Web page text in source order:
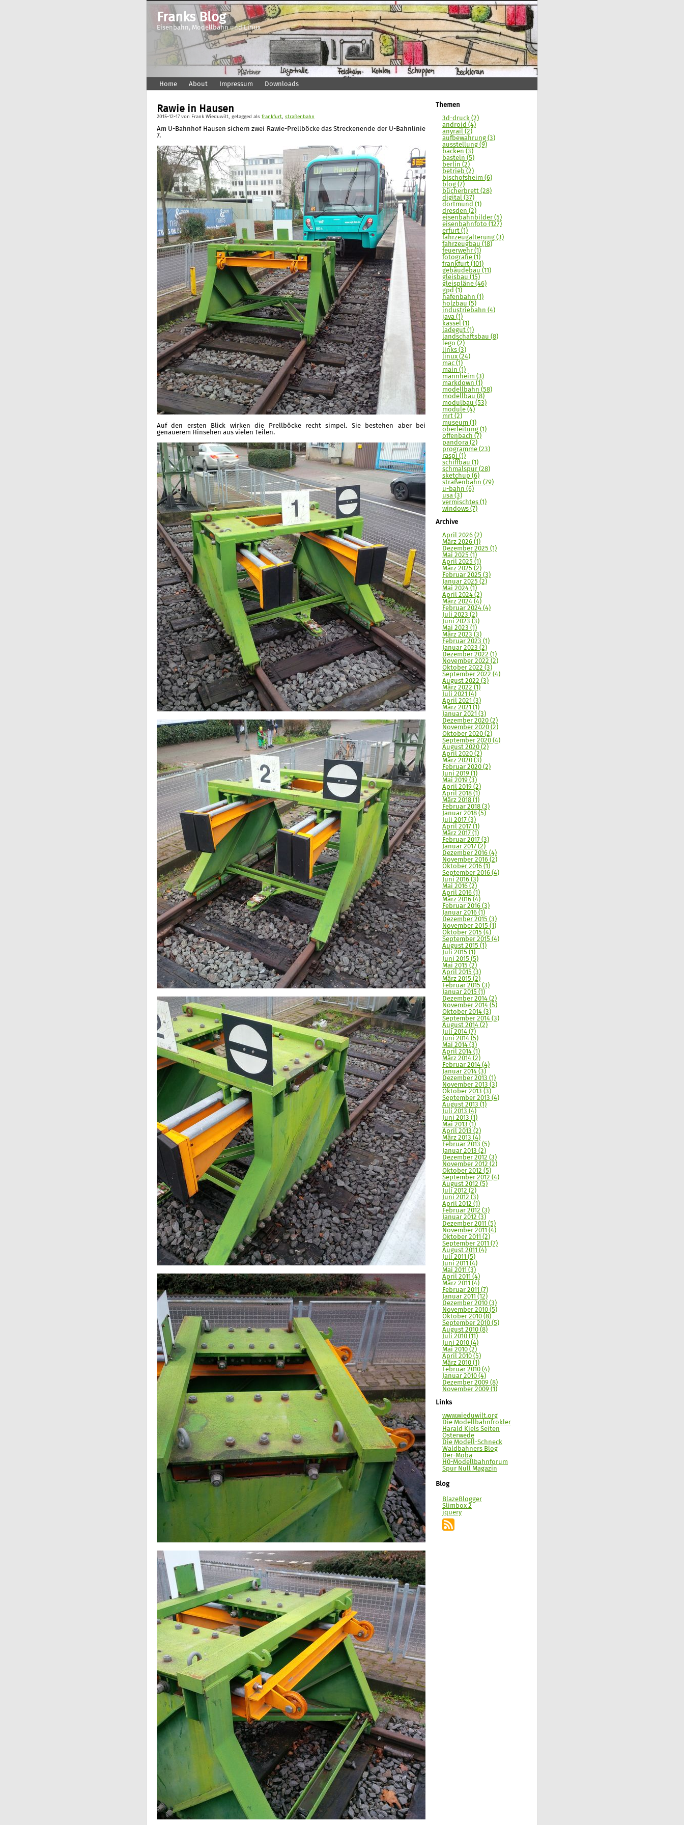
Franks Blog
Eisenbahn, Modellbahn und Linux
Home About Impressum Downloads
Rawie in Hausen
2015-12-17 von Frank Wieduwilt, getagged als frankfurt, straßenbahn
Am U-Bahnhof Hausen sichern zwei Rawie-Prellböcke das Streckenende der U-Bahnlinie
7.
Auf den ersten Blick wirken die Prellböcke recht simpel. Sie bestehen aber bei
genauerem Hinsehen aus vielen Teilen.
Themen
3d-druck (2)
android (4)
anyrail (2)
aufbewahrung (3)
ausstellung (9)
backen (3)
basteln (5)
berlin (2)
betrieb (2)
bischofsheim (6)
blog (7)
bücherbrett (28)
digital (37)
dortmund (1)
dresden (2)
eisenbahnbilder (5)
eisenbahnfoto (127)
erfurt (1)
fahrzeugalterung (3)
fahrzeugbau (18)
feuerwehr (1)
fotografie (1)
frankfurt (101)
gebäudebau (11)
gleisbau (15)
gleispläne (46)
gpd (1)
hafenbahn (1)
holzbau (5)
industriebahn (4)
java (1)
kassel (1)
ladegut (1)
landschaftsbau (8)
lego (2)
links (3)
linux (24)
mac (1)
main (1)
mannheim (3)
markdown (1)
modellbahn (58)
modellbau (8)
modulbau (53)
module (4)
mrt (2)
museum (1)
oberleitung (1)
offenbach (7)
pandora (2)
programme (23)
raspi (1)
schiffbau (1)
schmalspur (28)
sketchup (6)
straßenbahn (79)
u-bahn (6)
usa (3)
vermischtes (1)
windows (7)
Archive
April 2026 (2)
März 2026 (1)
Dezember 2025 (1)
Mai 2025 (1)
April 2025 (1)
März 2025 (2)
Februar 2025 (3)
Januar 2025 (2)
Mai 2024 (1)
April 2024 (2)
März 2024 (4)
Februar 2024 (4)
Juli 2023 (2)
Juni 2023 (3)
Mai 2023 (1)
März 2023 (3)
Februar 2023 (1)
Januar 2023 (2)
Dezember 2022 (1)
November 2022 (2)
Oktober 2022 (3)
September 2022 (4)
August 2022 (3)
März 2022 (1)
Juli 2021 (4)
April 2021 (3)
März 2021 (1)
Januar 2021 (3)
Dezember 2020 (2)
November 2020 (2)
Oktober 2020 (2)
September 2020 (4)
August 2020 (2)
April 2020 (2)
März 2020 (3)
Februar 2020 (2)
Juni 2019 (1)
Mai 2019 (3)
April 2019 (2)
April 2018 (1)
März 2018 (1)
Februar 2018 (3)
Januar 2018 (5)
Juli 2017 (3)
April 2017 (1)
März 2017 (1)
Februar 2017 (3)
Januar 2017 (2)
Dezember 2016 (4)
November 2016 (2)
Oktober 2016 (1)
September 2016 (4)
Juni 2016 (3)
Mai 2016 (2)
April 2016 (1)
März 2016 (4)
Februar 2016 (3)
Januar 2016 (1)
Dezember 2015 (3)
November 2015 (1)
Oktober 2015 (4)
September 2015 (4)
August 2015 (1)
Juli 2015 (1)
Juni 2015 (5)
Mai 2015 (2)
April 2015 (3)
März 2015 (2)
Februar 2015 (3)
Januar 2015 (1)
Dezember 2014 (2)
November 2014 (5)
Oktober 2014 (3)
September 2014 (3)
August 2014 (2)
Juli 2014 (7)
Juni 2014 (5)
Mai 2014 (3)
April 2014 (1)
März 2014 (2)
Februar 2014 (4)
Januar 2014 (3)
Dezember 2013 (1)
November 2013 (3)
Oktober 2013 (3)
September 2013 (4)
August 2013 (1)
Juli 2013 (4)
Juni 2013 (1)
Mai 2013 (1)
April 2013 (2)
März 2013 (4)
Februar 2013 (5)
Januar 2013 (2)
Dezember 2012 (3)
November 2012 (2)
Oktober 2012 (5)
September 2012 (4)
August 2012 (5)
Juli 2012 (2)
Juni 2012 (3)
April 2012 (1)
Februar 2012 (3)
Januar 2012 (3)
Dezember 2011 (5)
November 2011 (4)
Oktober 2011 (2)
September 2011 (7)
August 2011 (4)
Juli 2011 (5)
Juni 2011 (4)
Mai 2011 (3)
April 2011 (4)
März 2011 (4)
Februar 2011 (7)
Januar 2011 (12)
Dezember 2010 (3)
November 2010 (5)
Oktober 2010 (8)
September 2010 (5)
August 2010 (8)
Juli 2010 (11)
Juni 2010 (4)
Mai 2010 (2)
April 2010 (5)
März 2010 (1)
Februar 2010 (4)
Januar 2010 (4)
Dezember 2009 (8)
November 2009 (1)
Links
www.wieduwilt.org
Die Modellbahnfrokler
Harald Kiels Seiten
Osterwede
Die Modell-Schneck
Waldbahners Blog
Der-Moba
H0-Modellbahnforum
Spur Null Magazin
Blog
BlazeBlogger
Slimbox 2
jquery